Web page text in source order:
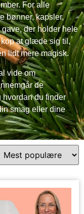
For alle
bønner, kapsler,
der holder hele
kop at glæde sig til,
lidt mere magisk.
vide om
de
hvordan du finder
smag eller dine